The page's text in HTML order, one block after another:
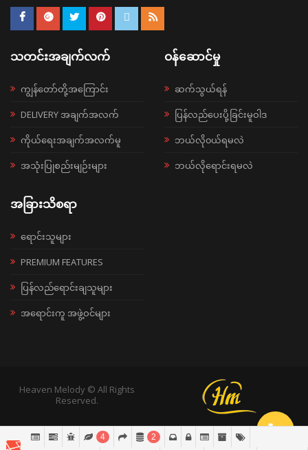
သတင်းအချက်လက်
ကျွန်တော်တို့အကြောင်း
DELIVERY အချက်အလက်
ကိုယ်ရေးအချက်အလက်မူ
အသုံးပြုစည်းမျဉ်းများ
ဝန်ဆောင်မှု
ဆက်သွယ်ရန်
ပြန်လည်ပေးပို့ခြင်းမူဝါဒ
ဘယ်လို၀ယ်ရမလဲ
ဘယ်လိုရောင်းရမလဲ
အခြားသိစရာ
ရောင်းသူများ
PREMIUM FEATURES
ပြန်လည်ရောင်းချသူများ
အရောင်းကူ အဖွဲ့ဝင်များ
Heaven Melody © All Rights
Reserved.
4 2